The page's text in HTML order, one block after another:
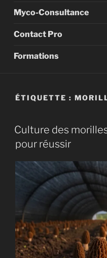
Myco-Consultance
Contact Pro
Formations
ÉTIQUETTE :
Culture des
pour réussir